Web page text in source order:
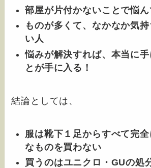
部屋が片付かないことで悩ん
ものが多くて、なかなか気
い人
悩みが解決すれば、本当に
とが手に入る！
結論としては、
服は靴下１足からすべて完
なものを買わない
買うのはユニクロ・GUの処